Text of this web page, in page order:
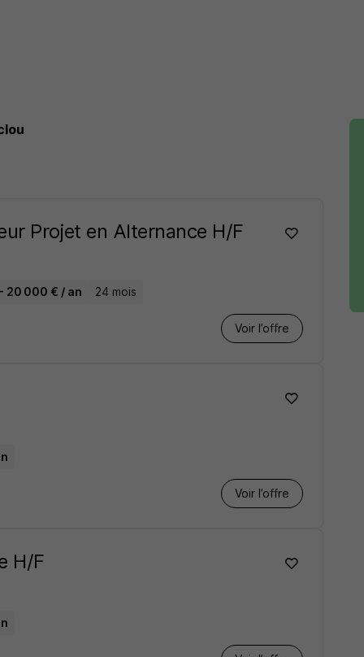
Projet en Alternance H/F
20 000 € / an 24 mois
Voir l’offre
Voir l’offre
H/F